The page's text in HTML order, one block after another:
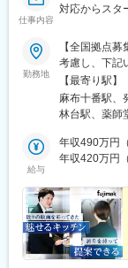
仕事内容
対応からスタ
勤務地
【全国拠点
考慮し、下記
函館市／旭
秋田県／山形
王子市・小平
県／茨城県■
古屋市・岡崎
市）／京都府
国・四国広島
香川県／徳島
九州市）／佐
／沖縄県※転
【最寄り駅】
麻布十番駅、
林台駅、薬師
駅、甲府駅、
駅、落合駅(
県)、南富山
駅、越後石山
岬駅、亀山駅
駅、備前西市
駅、大橋駅(
給与
年収490万円
年収420万円